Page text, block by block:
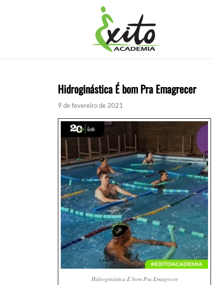
Hidroginástica É bom Pra Emagrecer
9 de fevereiro de 2021
Hidroginástica É bom Pra Emagrecer